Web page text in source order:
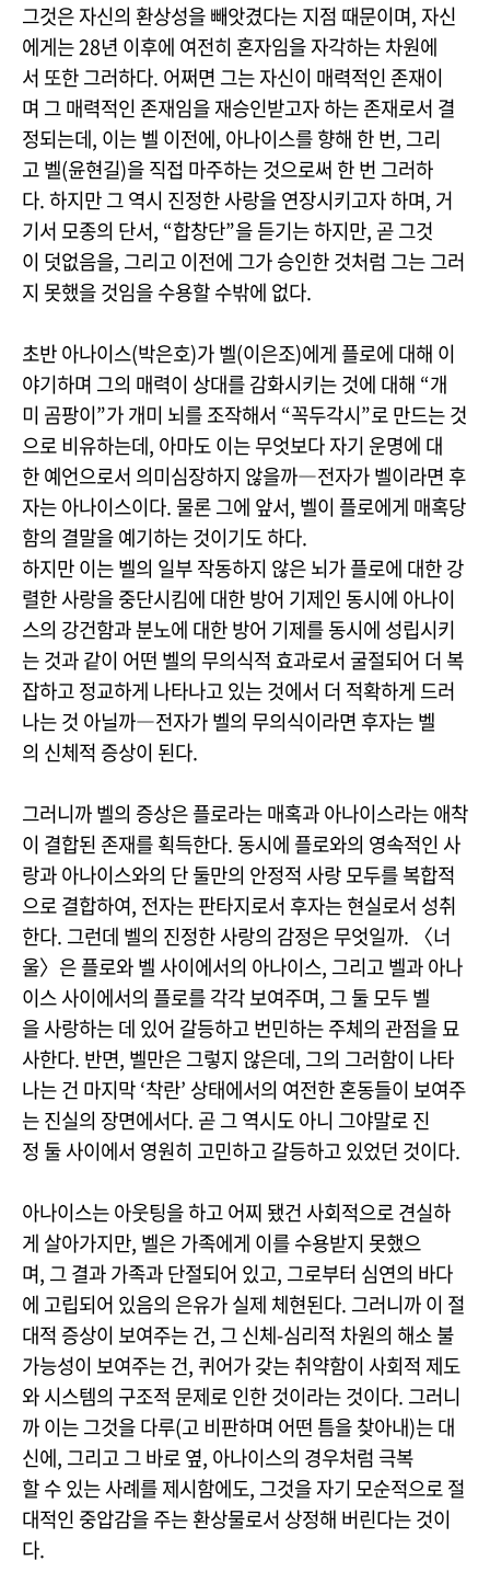
그것은 자신의 환상성을 빼앗겼다는 지점 때문이며, 자신
에게는 28년 이후에 여전히 혼자임을 자각하는 차원에
서 또한 그러하다. 어쩌면 그는 자신이 매력적인 존재이
며 그 매력적인 존재임을 재승인받고자 하는 존재로서 결
정되는데, 이는 벨 이전에, 아나이스를 향해 한 번, 그리
고 벨(윤현길)을 직접 마주하는 것으로써 한 번 그러하
다. 하지만 그 역시 진정한 사랑을 연장시키고자 하며, 거
기서 모종의 단서, “합창단”을 듣기는 하지만, 곧 그것
이 덧없음을, 그리고 이전에 그가 승인한 것처럼 그는 그러
지 못했을 것임을 수용할 수밖에 없다.
초반 아나이스(박은호)가 벨(이은조)에게 플로에 대해 이
야기하며 그의 매력이 상대를 감화시키는 것에 대해 “개
미 곰팡이”가 개미 뇌를 조작해서 “꼭두각시”로 만드는 것
으로 비유하는데, 아마도 이는 무엇보다 자기 운명에 대
한 예언으로서 의미심장하지 않을까―전자가 벨이라면 후
자는 아나이스이다. 물론 그에 앞서, 벨이 플로에게 매혹당
함의 결말을 예기하는 것이기도 하다.
하지만 이는 벨의 일부 작동하지 않은 뇌가 플로에 대한 강
렬한 사랑을 중단시킴에 대한 방어 기제인 동시에 아나이
스의 강건함과 분노에 대한 방어 기제를 동시에 성립시키
는 것과 같이 어떤 벨의 무의식적 효과로서 굴절되어 더 복
잡하고 정교하게 나타나고 있는 것에서 더 적확하게 드러
나는 것 아닐까―전자가 벨의 무의식이라면 후자는 벨
의 신체적 증상이 된다.
그러니까 벨의 증상은 플로라는 매혹과 아나이스라는 애착
이 결합된 존재를 획득한다. 동시에 플로와의 영속적인 사
랑과 아나이스와의 단 둘만의 안정적 사랑 모두를 복합적
으로 결합하여, 전자는 판타지로서 후자는 현실로서 성취
한다. 그런데 벨의 진정한 사랑의 감정은 무엇일까. 〈너
울〉은 플로와 벨 사이에서의 아나이스, 그리고 벨과 아나
이스 사이에서의 플로를 각각 보여주며, 그 둘 모두 벨
을 사랑하는 데 있어 갈등하고 번민하는 주체의 관점을 묘
사한다. 반면, 벨만은 그렇지 않은데, 그의 그러함이 나타
나는 건 마지막 ‘착란’ 상태에서의 여전한 혼동들이 보여주
는 진실의 장면에서다. 곧 그 역시도 아니 그야말로 진
정 둘 사이에서 영원히 고민하고 갈등하고 있었던 것이다.
아나이스는 아웃팅을 하고 어찌 됐건 사회적으로 견실하
게 살아가지만, 벨은 가족에게 이를 수용받지 못했으
며, 그 결과 가족과 단절되어 있고, 그로부터 심연의 바다
에 고립되어 있음의 은유가 실제 체현된다. 그러니까 이 절
대적 증상이 보여주는 건, 그 신체-심리적 차원의 해소 불
가능성이 보여주는 건, 퀴어가 갖는 취약함이 사회적 제도
와 시스템의 구조적 문제로 인한 것이라는 것이다. 그러니
까 이는 그것을 다루(고 비판하며 어떤 틈을 찾아내)는 대
신에, 그리고 그 바로 옆, 아나이스의 경우처럼 극복
할 수 있는 사례를 제시함에도, 그것을 자기 모순적으로 절
대적인 중압감을 주는 환상물로서 상정해 버린다는 것이
다.